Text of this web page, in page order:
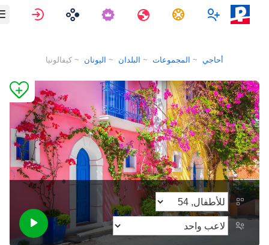
متعدد اللاعبين
المهام رحلات تسجيل
أحاجي المجموعات البلدان اليونان كيفالونيا